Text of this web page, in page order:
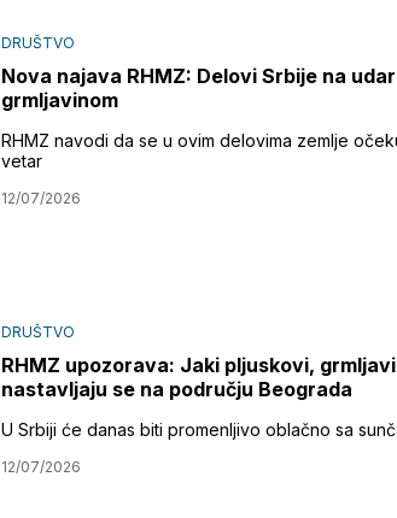
DRUŠTVO
Nova najava RHMZ: Delovi Srbije na
grmljavinom
RHMZ navodi da se u ovim delovima zemlje
vetar
12/07/2026
DRUŠTVO
RHMZ upozorava: Jaki pljuskovi,
nastavljaju se na području Beograda
U Srbiji će danas biti promenljivo oblačno sa
12/07/2026